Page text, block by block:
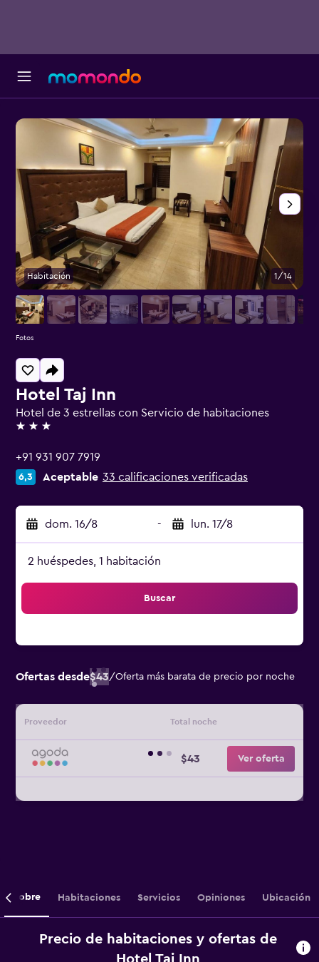
Hotel Taj Inn
Hotel de 3 estrellas con Servicio de habitaciones
3 estrellas
+91 931 907 7919
6,3 Aceptable 33 calificaciones verificadas
dom. 16/8 - lun. 17/8
2 huéspedes, 1 habitación
Buscar
Ofertas desde$43/Oferta más barata de precio por noche
Proveedor Total noche
$43 Ver oferta
Habitación 1/14
Fotos
Sobre Habitaciones Servicios Opiniones Ubicación
Precio de habitaciones y ofertas de
Hotel Taj Inn